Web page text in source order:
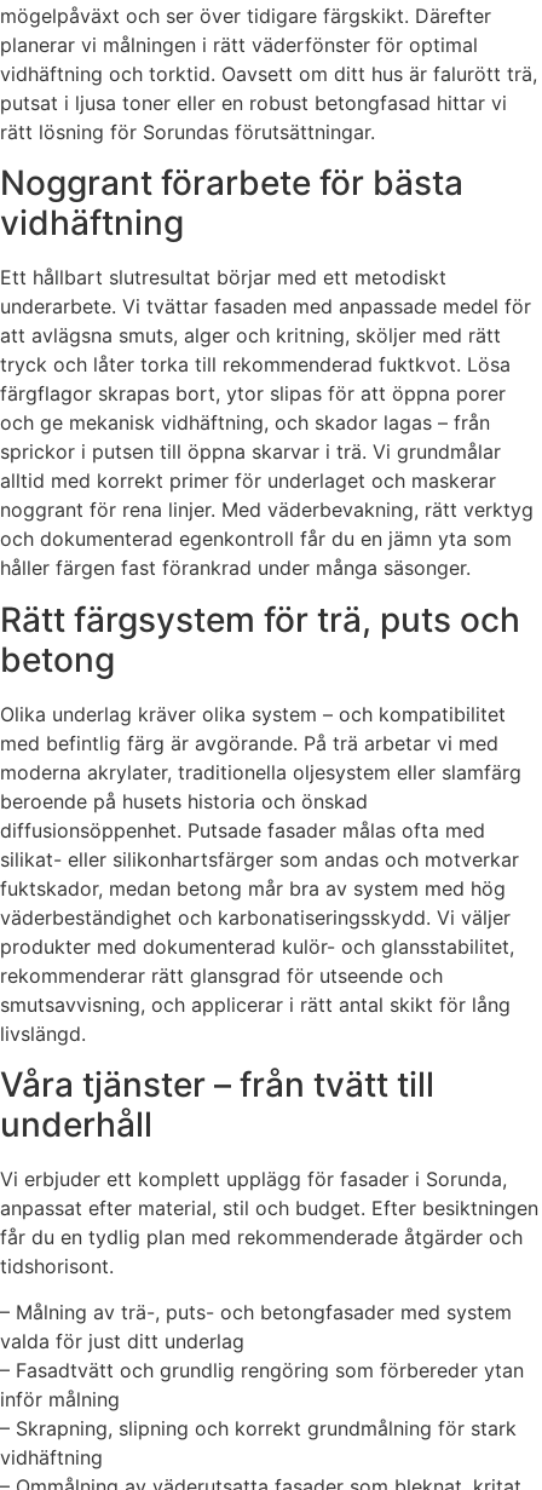
mögelpåväxt och ser över tidigare färgskikt. Därefter
planerar vi målningen i rätt väderfönster för optimal
vidhäftning och torktid. Oavsett om ditt hus är falurött trä,
putsat i ljusa toner eller en robust betongfasad hittar vi
rätt lösning för Sorundas förutsättningar.
Noggrant förarbete för bästa
vidhäftning
Ett hållbart slutresultat börjar med ett metodiskt
underarbete. Vi tvättar fasaden med anpassade medel för
att avlägsna smuts, alger och kritning, sköljer med rätt
tryck och låter torka till rekommenderad fuktkvot. Lösa
färgflagor skrapas bort, ytor slipas för att öppna porer
och ge mekanisk vidhäftning, och skador lagas – från
sprickor i putsen till öppna skarvar i trä. Vi grundmålar
alltid med korrekt primer för underlaget och maskerar
noggrant för rena linjer. Med väderbevakning, rätt verktyg
och dokumenterad egenkontroll får du en jämn yta som
håller färgen fast förankrad under många säsonger.
Rätt färgsystem för trä, puts och
betong
Olika underlag kräver olika system – och kompatibilitet
med befintlig färg är avgörande. På trä arbetar vi med
moderna akrylater, traditionella oljesystem eller slamfärg
beroende på husets historia och önskad
diffusionsöppenhet. Putsade fasader målas ofta med
silikat- eller silikonhartsfärger som andas och motverkar
fuktskador, medan betong mår bra av system med hög
väderbeständighet och karbonatiseringsskydd. Vi väljer
produkter med dokumenterad kulör- och glansstabilitet,
rekommenderar rätt glansgrad för utseende och
smutsavvisning, och applicerar i rätt antal skikt för lång
livslängd.
Våra tjänster – från tvätt till
underhåll
Vi erbjuder ett komplett upplägg för fasader i Sorunda,
anpassat efter material, stil och budget. Efter besiktningen
får du en tydlig plan med rekommenderade åtgärder och
tidshorisont.
– Målning av trä-, puts- och betongfasader med system
valda för just ditt underlag
– Fasadtvätt och grundlig rengöring som förbereder ytan
inför målning
– Skrapning, slipning och korrekt grundmålning för stark
vidhäftning